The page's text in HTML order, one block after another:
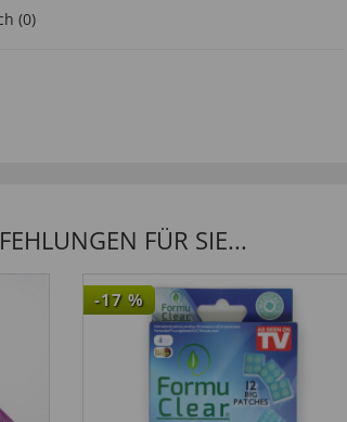
(0)
(
FÜR SIE...
-17 %